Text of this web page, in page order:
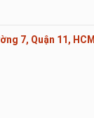
7, Quận 11, HCM